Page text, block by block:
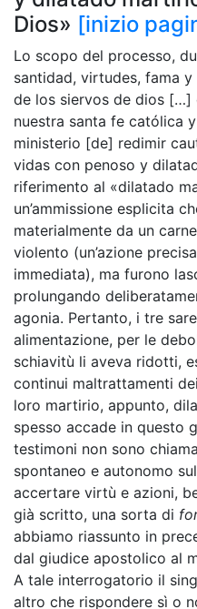
Dios» [inizio
Lo scopo del processo,
santidad, virtudes, fama
de los siervos de dios […]
nuestra santa fe católica
ministerio [de] redimir
vidas con penoso y
riferimento al «dilatado
un’ammissione esplicita
materialmente da un
violento (un’azione
immediata), ma furono
prolungando
agonia. Pertanto, i tre
alimentazione, per le
schiavitù li aveva ridotti,
continui maltrattamenti
loro martirio, appunto,
spesso accade in questo
testimoni non sono
spontaneo e autonomo
accertare virtù e azioni,
già scritto, una sorta di
abbiamo riassunto in
dal giudice apostolico al
A tale interrogatorio il
altro che rispondere sì o